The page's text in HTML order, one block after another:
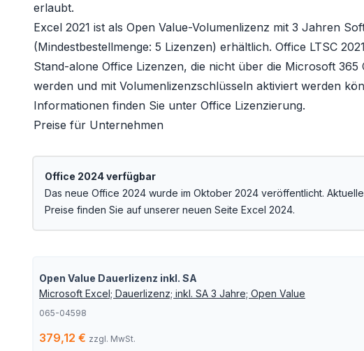
erlaubt.
Excel 2021 ist als Open Value-Volumenlizenz mit 3 Jahren
(Mindestbestellmenge: 5 Lizenzen) erhältlich. Office LTSC
Stand-alone Office Lizenzen, die nicht über die Microsoft 365
werden und mit Volumenlizenzschlüsseln aktiviert werden
Informationen finden Sie unter Office Lizenzierung.
Preise für Unternehmen
Office 2024 verfügbar
Das neue Office 2024 wurde im Oktober 2024 veröffentlicht.
Preise finden Sie auf unserer neuen Seite Excel 2024.
Open Value Dauerlizenz inkl. SA
Microsoft Excel; Dauerlizenz; inkl. SA 3 Jahre; Open Value
065-04598
379,12 € zzgl. MwSt.